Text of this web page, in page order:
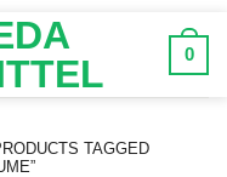
0
TAGGED